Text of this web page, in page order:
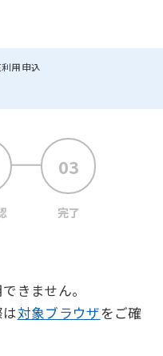
利用申込
完了
きません。
対象ブラウザをご確